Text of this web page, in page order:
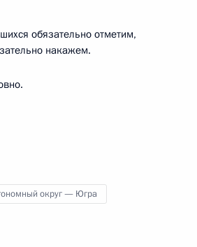
обязательно отметим,
накажем.
округ — Югра